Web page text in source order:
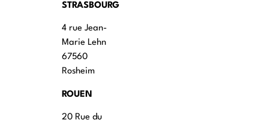
STRASBOURG
4 rue Jean-
Marie Lehn
67560
Rosheim
ROUEN
20 Rue du